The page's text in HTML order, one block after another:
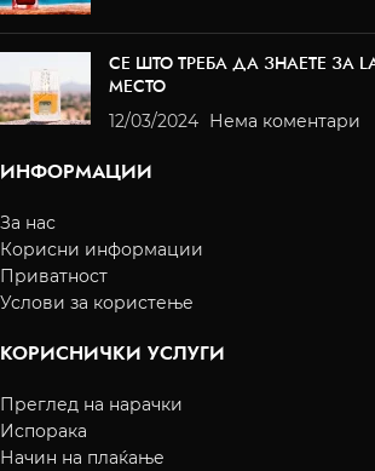
СЕ ШТО ТРЕБА ДА ЗНАЕТЕ ЗА
МЕСТО
12/03/2024 Нема коментари
ИНФОРМАЦИИ
За нас
Корисни информации
Приватност
Услови за користење
КОРИСНИЧКИ УСЛУГИ
Преглед на нарачки
Испорака
Начин на плаќање